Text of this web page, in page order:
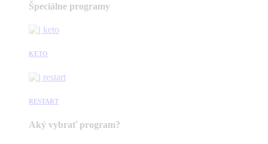
Špeciálne programy
KETO
RESTART
Aký vybrať program?